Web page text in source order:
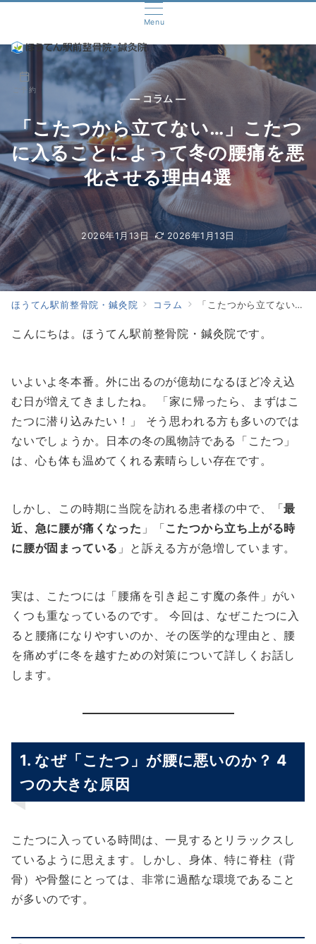
Menu
ご予約
— コラム —
「こたつから立てない…」こたつ
に入ることによって冬の腰痛を悪
化させる理由4選
2026年1月13日 2026年1月13日
ほうてん駅前整骨院・鍼灸院 コラム 「こたつから立てない…」こたつに入ることによって冬の腰痛を悪化させる理由4選
こんにちは。ほうてん駅前整骨院・鍼灸院です。
いよいよ冬本番。外に出るのが億劫になるほど冷え込
む日が増えてきましたね。 「家に帰ったら、まずはこ
たつに潜り込みたい！」 そう思われる方も多いのでは
ないでしょうか。日本の冬の風物詩である「こたつ」
は、心も体も温めてくれる素晴らしい存在です。
しかし、この時期に当院を訪れる患者様の中で、「最
近、急に腰が痛くなった 」「こたつから立ち上がる時
に腰が固まっている 」と訴える方が急増しています。
実は、こたつには「腰痛を引き起こす魔の条件」がい
くつも重なっているのです。 今回は、なぜこたつに入
ると腰痛になりやすいのか、その医学的な理由と、腰
を痛めずに冬を越すための対策について詳しくお話し
します。
1. なぜ「こたつ」が腰に悪いのか？ 4
つの大きな原因
こたつに入っている時間は、一見するとリラックスし
ているように思えます。しかし、身体、特に脊柱（背
骨）や骨盤にとっては、非常に過酷な環境であること
が多いのです。